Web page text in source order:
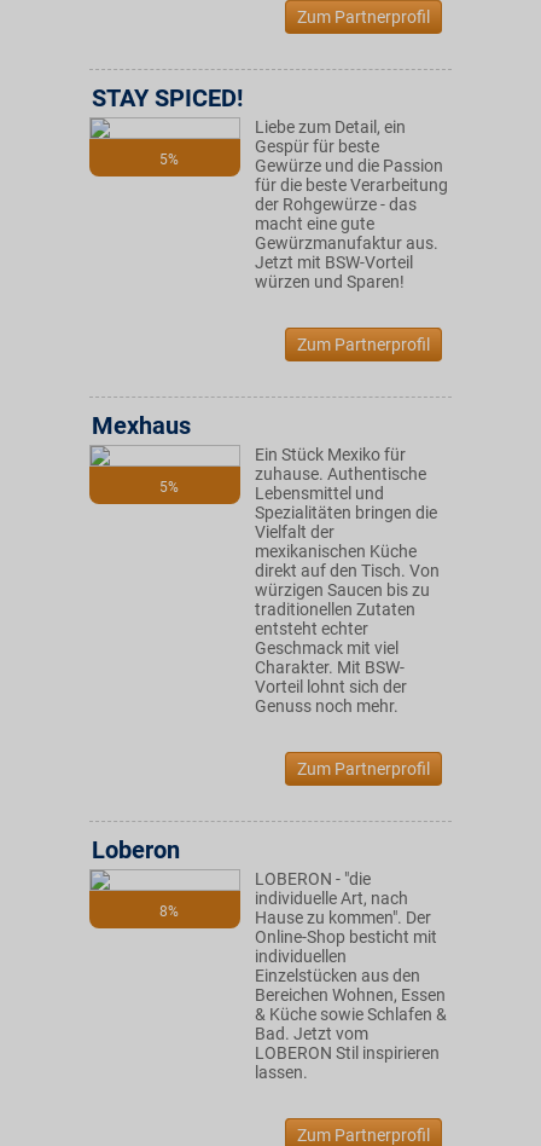
Zum Partnerprofil
5%
STAY SPICED!
Liebe zum Detail, ein
Gespür für beste
Gewürze und die Passion
für die beste Verarbeitung
der Rohgewürze - das
macht eine gute
Gewürzmanufaktur aus.
Jetzt mit BSW-Vorteil
würzen und Sparen!
Zum Partnerprofil
5%
Mexhaus
Ein Stück Mexiko für
zuhause. Authentische
Lebensmittel und
Spezialitäten bringen die
Vielfalt der
mexikanischen Küche
direkt auf den Tisch. Von
würzigen Saucen bis zu
traditionellen Zutaten
entsteht echter
Geschmack mit viel
Charakter. Mit BSW-
Vorteil lohnt sich der
Genuss noch mehr.
Zum Partnerprofil
8%
Loberon
LOBERON - "die
individuelle Art, nach
Hause zu kommen". Der
Online-Shop besticht mit
individuellen
Einzelstücken aus den
Bereichen Wohnen, Essen
& Küche sowie Schlafen &
Bad. Jetzt vom
LOBERON Stil inspirieren
lassen.
Zum Partnerprofil